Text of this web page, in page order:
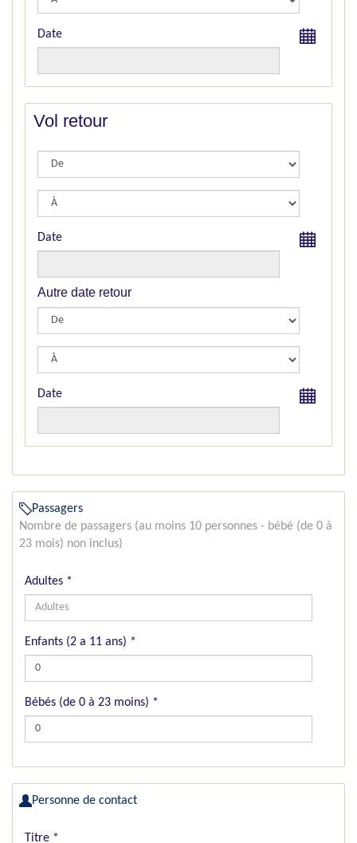
Date
Vol retour
Date
Autre date retour
Date
Passagers
Nombre de passagers (au moins 10 personnes - bébé (de 0 à
23 mois) non inclus)
Adultes *
Enfants (2 a 11 ans) *
Bébés (de 0 à 23 moins) *
Personne de contact
Titre *